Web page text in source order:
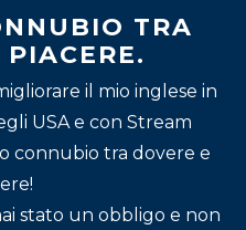
TRA
PIACERE.
il mio inglese in
USA e con Stream
connubio tra dovere e
stato un obbligo e non